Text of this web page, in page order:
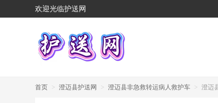
欢迎光临护送网
首页 > 澄迈县护送网 > 澄迈县非急救转运病人救护车 > 澄迈